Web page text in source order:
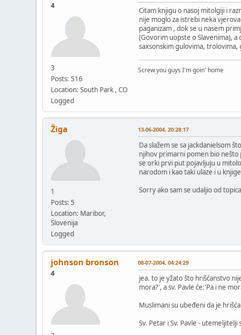
4
3
Posts: 516
Location: South Park , CO
Logged
Citam knjigu o nasoj mitolgiji i
nije moglo za istrebi neka
paganizam , dok se u nasem
(Govorim uopste o Slavenima),
saxsonskim gulovima,
Screw you guys I'm goin' home
Žiga
1
Posts: 5
Location: Maribor,
Slovenija
Logged
13-06-2004, 20:28:17
Da slažem se sa jackdanielsom
njihov primarni pomen bio nešto
se orki prvi put pojavljuju u
narodom i kao taki ulaze i u
Sorry ako sam se udaljio od
johnson bronson
4
08-07-2004, 04:24:29
jea. to je yžato što hrišćanstvo
mora?', a sv. Pavle će:'Pa i ne
Muslimani su ubeđeni da je
Sv. Petar i Sv. Pavle -